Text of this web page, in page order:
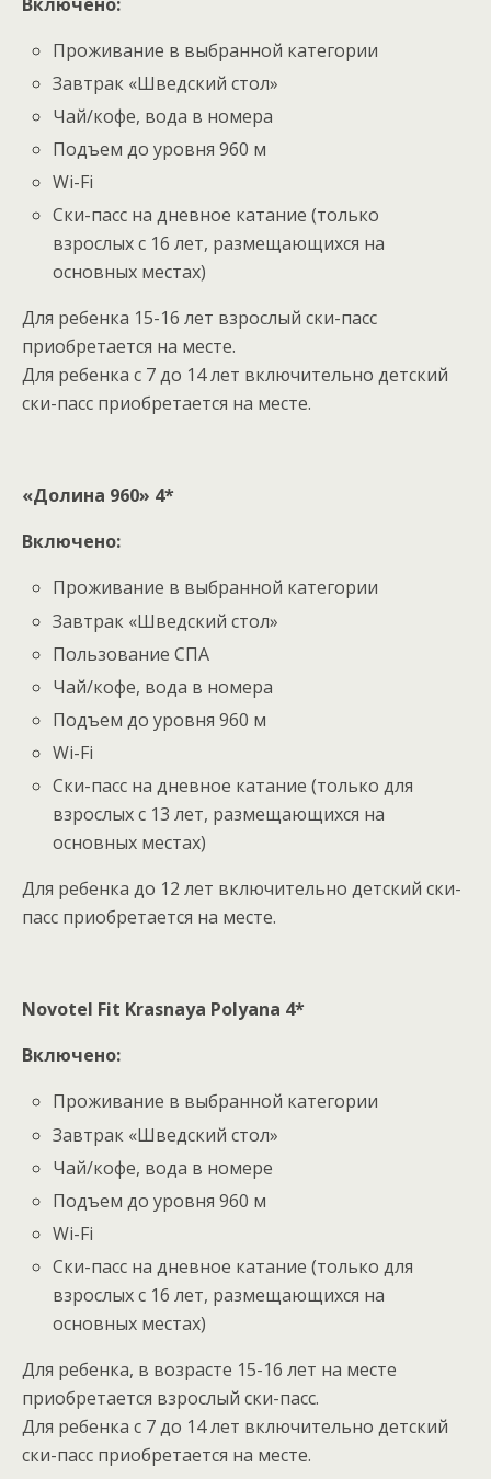
Проживание в выбранной категории
Завтрак «Шведский стол»
Чай/кофе, вода в номера
Подъем до уровня 960 м
Wi-Fi
Ски-пасс на дневное катание (только
взрослых с 16 лет, размещающихся на
основных местах)
Для ребенка 15-16 лет взрослый ски-пасс
приобретается на месте.
Для ребенка с 7 до 14 лет включительно детский
ски-пасс приобретается на месте.
«Долина 960» 4*
Включено:
Проживание в выбранной категории
Завтрак «Шведский стол»
Пользование СПА
Чай/кофе, вода в номера
Подъем до уровня 960 м
Wi-Fi
Ски-пасс на дневное катание (только для
взрослых с 13 лет, размещающихся на
основных местах)
Для ребенка до 12 лет включительно детский ски-
пасс приобретается на месте.
Novotel Fit Krasnaya Polyana 4*
Включено:
Проживание в выбранной категории
Завтрак «Шведский стол»
Чай/кофе, вода в номере
Подъем до уровня 960 м
Wi-Fi
Ски-пасс на дневное катание (только для
взрослых с 16 лет, размещающихся на
основных местах)
Для ребенка, в возрасте 15-16 лет на месте
приобретается взрослый ски-пасс.
Для ребенка с 7 до 14 лет включительно детский
ски-пасс приобретается на месте.